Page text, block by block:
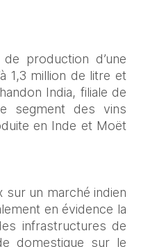
production d’une
1,3 million de litre et
segment des vins
en Inde et Moët
un marché indien
en évidence la
infrastructures de
domestique sur le